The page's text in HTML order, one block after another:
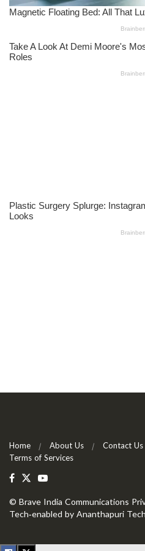
Home About Us Contact Us
Terms of Services
© Brave India Communications
Tech-enabled by Ananthapuri